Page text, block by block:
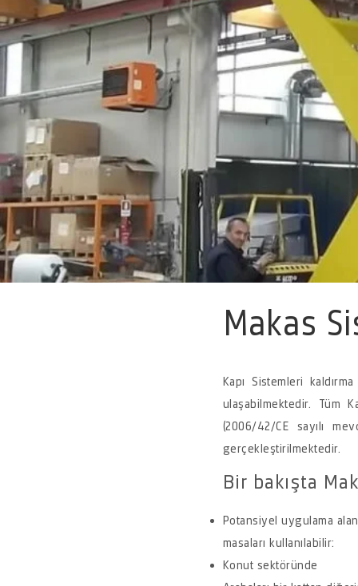
Makas
Kapı Sistemleri
ulaşabilmektedir. Tüm
(2006/42/CE sayılı
gerçekleştirilmektedir.
Bir bakışta
Potansiyel uygulama
masaları kullanılabilir:
Konut sektöründe